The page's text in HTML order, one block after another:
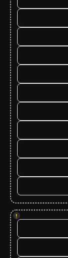
!